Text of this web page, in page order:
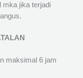
mka jika terjadi
maksimal 6 jam